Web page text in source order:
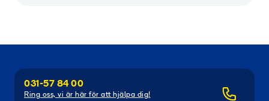
031-57 84 00
Ring oss, vi är här för att hjälpa dig!